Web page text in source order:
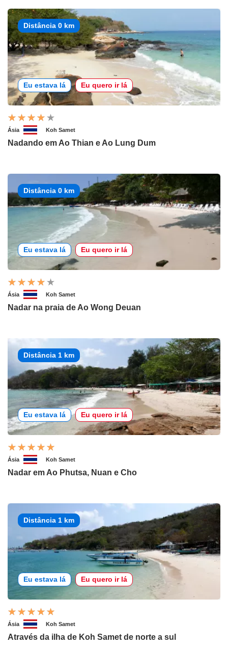
Distância 0 km
Eu estava lá Eu quero ir lá
Ásia Koh Samet
Nadando em Ao Thian e Ao Lung Dum
Distância 0 km
Eu estava lá Eu quero ir lá
Ásia Koh Samet
Nadar na praia de Ao Wong Deuan
Distância 1 km
Eu estava lá Eu quero ir lá
Ásia Koh Samet
Nadar em Ao Phutsa, Nuan e Cho
Distância 1 km
Eu estava lá Eu quero ir lá
Ásia Koh Samet
Através da ilha de Koh Samet de norte a sul